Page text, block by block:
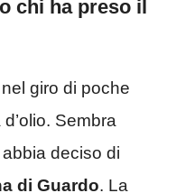
chi ha preso il
giro di poche
Sembra
deciso di
di Guardo. La